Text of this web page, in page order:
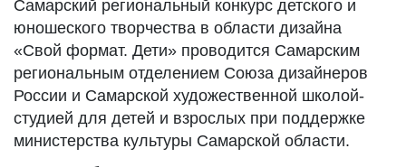
Самарский региональный конкурс детского и
юношеского творчества в области дизайна
«Свой формат. Дети» проводится Самарским
региональным отделением Союза дизайнеров
России и Самарской художественной школой-
студией для детей и взрослых при поддержке
министерства культуры Самарской области.